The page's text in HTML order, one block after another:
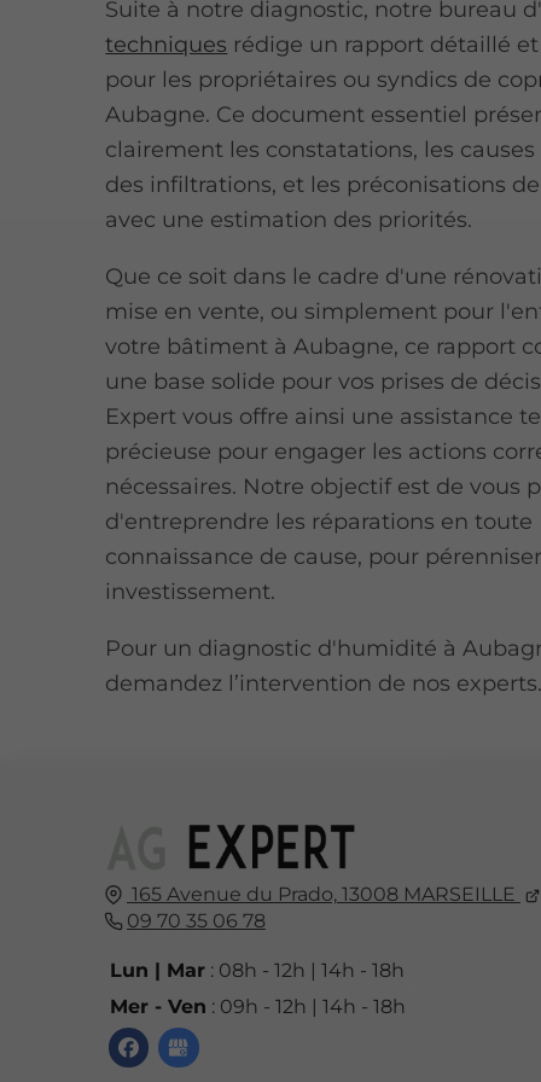
Suite à notre diagnostic, notre bureau d'
techniques rédige un rapport détaillé
pour les propriétaires ou syndics de
Aubagne. Ce document essentiel
clairement les constatations, les
des infiltrations, et les préconisations
avec une estimation des priorités.
Que ce soit dans le cadre d'une
mise en vente, ou simplement pour
votre bâtiment à Aubagne, ce rapport
une base solide pour vos prises de
Expert vous offre ainsi une assistance
précieuse pour engager les actions
nécessaires. Notre objectif est de vous
d'entreprendre les réparations en toute
connaissance de cause, pour
investissement.
Pour un diagnostic d'humidité à
demandez l’intervention de nos experts.
165 Avenue du Prado, 13008 MARSEILLE
09 70 35 06 78
Lun | Mar: 08h - 12h | 14h - 18h
Mer - Ven : 09h - 12h | 14h - 18h